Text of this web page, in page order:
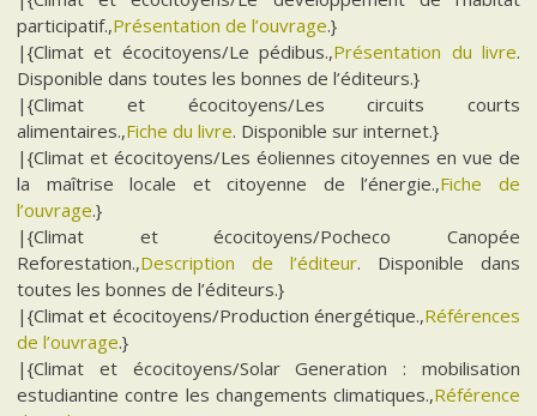
participatif.,Présentation de l’ouvrage.}
|{Climat et écocitoyens/Le pédibus.,Présentation du livre.
Disponible dans toutes les bonnes de l’éditeurs.}
|{Climat et écocitoyens/Les circuits courts
alimentaires.,Fiche du livre. Disponible sur internet.}
|{Climat et écocitoyens/Les éoliennes citoyennes en vue de
la maîtrise locale et citoyenne de l’énergie.,Fiche de
l’ouvrage.}
|{Climat et écocitoyens/Pocheco Canopée
Reforestation.,Description de l’éditeur. Disponible dans
toutes les bonnes de l’éditeurs.}
|{Climat et écocitoyens/Production énergétique.,Références
de l’ouvrage.}
|{Climat et écocitoyens/Solar Generation : mobilisation
estudiantine contre les changements climatiques.,Référence